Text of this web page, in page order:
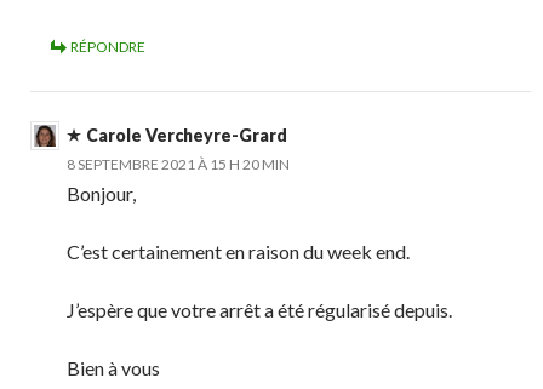
RÉPONDRE
Carole Vercheyre-Grard
8 SEPTEMBRE 2021 À 15 H 20 MIN
Bonjour,
C’est certainement en raison du week end.
J’espère que votre arrêt a été régularisé depuis.
Bien à vous